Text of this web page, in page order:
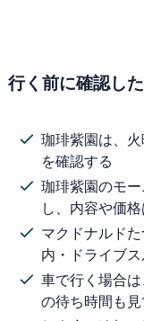
行く前に確認し
珈琲紫園は、
を確認する
珈琲紫園のモ
し、内容や価
マクドナルド
内・ドライブ
車で行く場合
の待ち時間も見